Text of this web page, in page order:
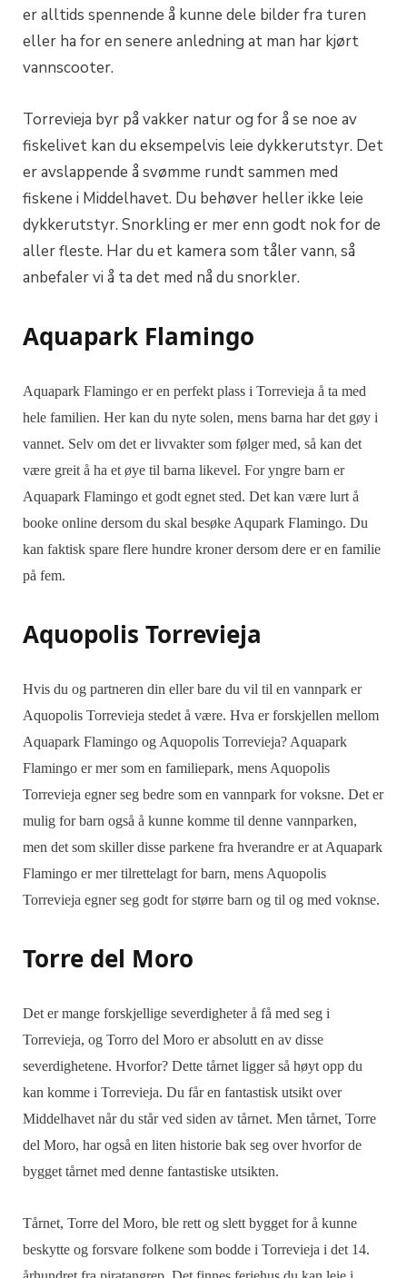
er alltids spennende å kunne dele bilder fra turen
eller ha for en senere anledning at man har kjørt
vannscooter.
Torrevieja byr på vakker natur og for å se noe av
fiskelivet kan du eksempelvis leie dykkerutstyr. Det
er avslappende å svømme rundt sammen med
fiskene i Middelhavet. Du behøver heller ikke leie
dykkerutstyr. Snorkling er mer enn godt nok for de
aller fleste. Har du et kamera som tåler vann, så
anbefaler vi å ta det med nå du snorkler.
Aquapark Flamingo
Aquapark Flamingo er en perfekt plass i Torrevieja å ta med
hele familien. Her kan du nyte solen, mens barna har det gøy i
vannet. Selv om det er livvakter som følger med, så kan det
være greit å ha et øye til barna likevel. For yngre barn er
Aquapark Flamingo et godt egnet sted. Det kan være lurt å
booke online dersom du skal besøke Aqupark Flamingo. Du
kan faktisk spare flere hundre kroner dersom dere er en familie
på fem.
Aquopolis Torrevieja
Hvis du og partneren din eller bare du vil til en vannpark er
Aquopolis Torrevieja stedet å være. Hva er forskjellen mellom
Aquapark Flamingo og Aquopolis Torrevieja? Aquapark
Flamingo er mer som en familiepark, mens Aquopolis
Torrevieja egner seg bedre som en vannpark for voksne. Det er
mulig for barn også å kunne komme til denne vannparken,
men det som skiller disse parkene fra hverandre er at Aquapark
Flamingo er mer tilrettelagt for barn, mens Aquopolis
Torrevieja egner seg godt for større barn og til og med voknse.
Torre del Moro
Det er mange forskjellige severdigheter å få med seg i
Torrevieja, og Torro del Moro er absolutt en av disse
severdighetene. Hvorfor? Dette tårnet ligger så høyt opp du
kan komme i Torrevieja. Du får en fantastisk utsikt over
Middelhavet når du står ved siden av tårnet. Men tårnet, Torre
del Moro, har også en liten historie bak seg over hvorfor de
bygget tårnet med denne fantastiske utsikten.
Tårnet, Torre del Moro, ble rett og slett bygget for å kunne
beskytte og forsvare folkene som bodde i Torrevieja i det 14.